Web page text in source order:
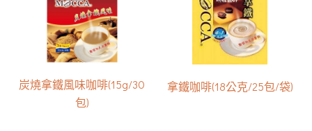
炭燒拿鐵風味咖啡(15g/30
包)
拿鐵咖啡(18公克/25包/袋)